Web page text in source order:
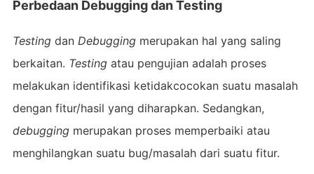
Perbedaan Debugging dan Testing
Testingdan Debugging merupakan hal yang saling
berkaitan. Testingatau pengujian adalah proses
melakukan identifikasi ketidakcocokan suatu masalah
dengan fitur/hasil yang diharapkan. Sedangkan,
debuggingmerupakan proses memperbaiki atau
menghilangkan suatu bug/masalah dari suatu fitur.